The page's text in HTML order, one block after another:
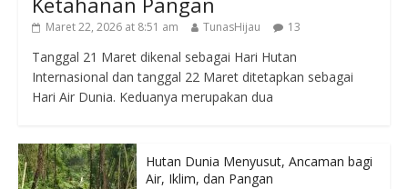
Maret 22, 2026 at 8:51 am TunasHijau 13
Tanggal 21 Maret dikenal sebagai Hari Hutan
Internasional dan tanggal 22 Maret ditetapkan sebagai
Hari Air Dunia. Keduanya merupakan dua
Hutan Dunia Menyusut, Ancaman bagi
Air, Iklim, dan Pangan